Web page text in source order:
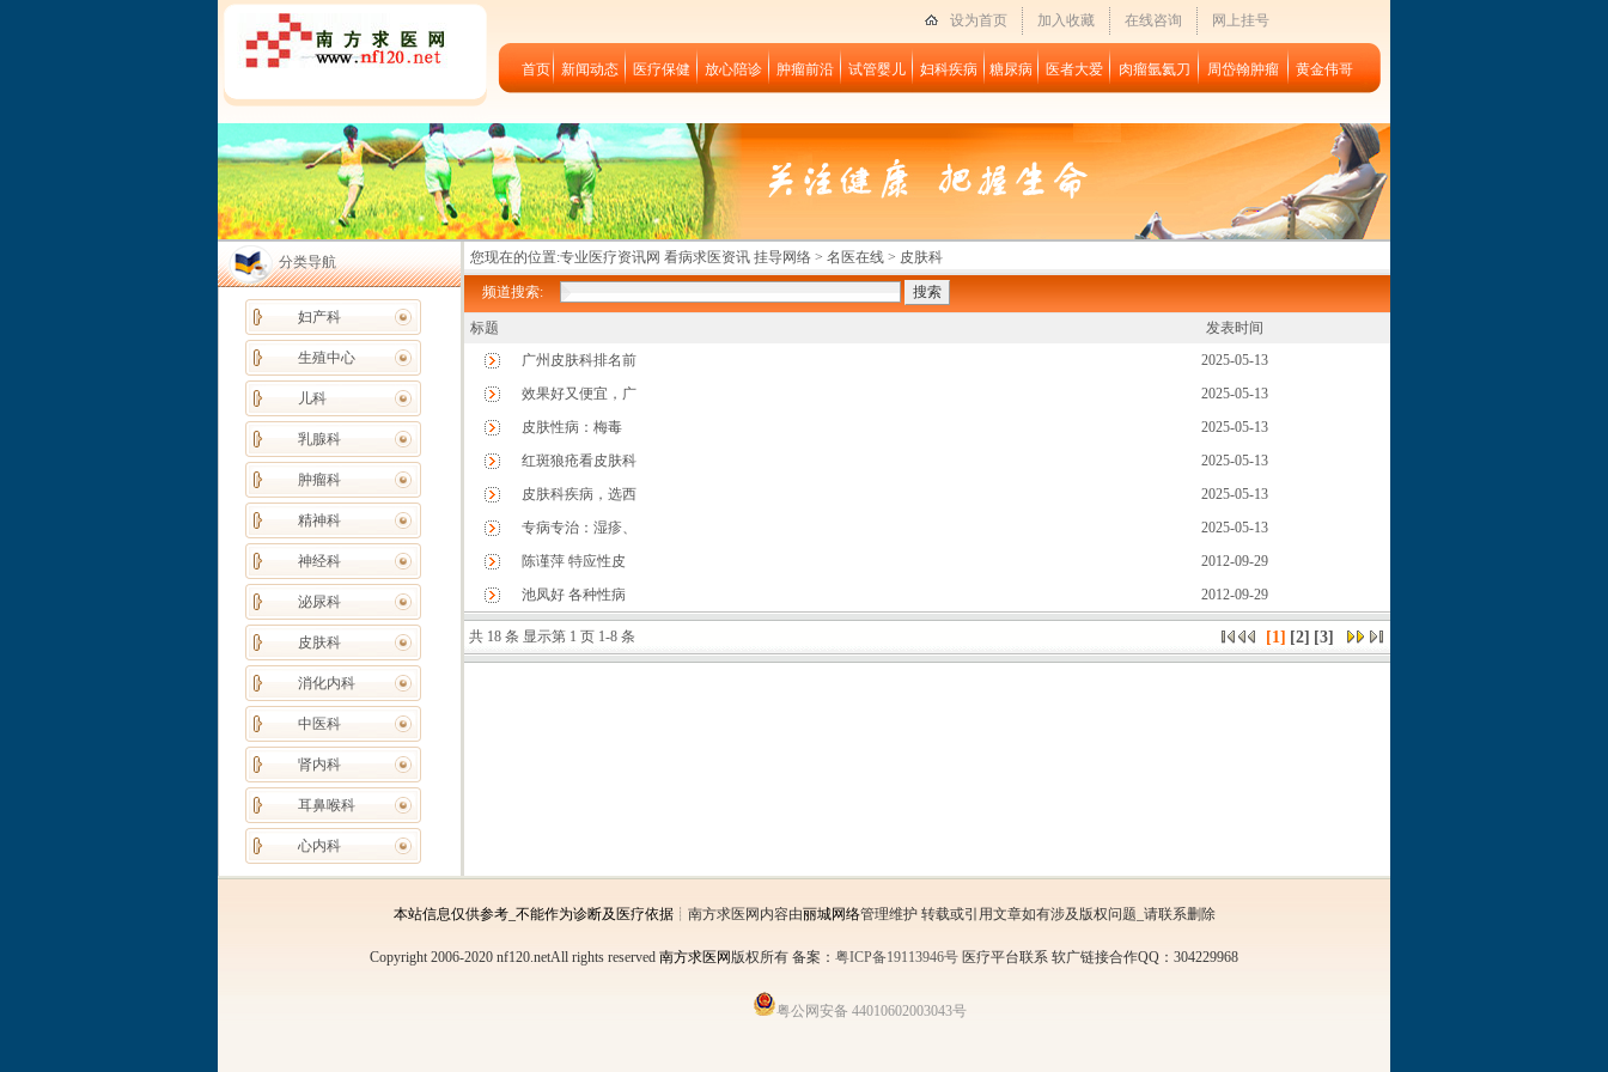
设为首页 加入收藏 在线咨询 网上挂号
首页 新闻动态 医疗保健 放心陪诊 肿瘤前沿 试管婴儿 妇科疾病 糖尿病 医者大爱 肉瘤氩氦刀 周岱翰肿瘤 黄金伟哥
分类导航
妇产科
生殖中心
儿科
乳腺科
肿瘤科
精神科
神经科
泌尿科
皮肤科
消化内科
中医科
肾内科
耳鼻喉科
心内科
您现在的位置:专业医疗资讯网 看病求医资讯 挂导网络 > 名医在线 > 皮肤科
频道搜索:
标题
发表时间
广州皮肤科排名前
2025-05-13
效果好又便宜，广
2025-05-13
皮肤性病：梅毒
2025-05-13
红斑狼疮看皮肤科
2025-05-13
皮肤科疾病，选西
2025-05-13
专病专治：湿疹、
2025-05-13
陈谨萍 特应性皮
2012-09-29
池凤好 各种性病
2012-09-29
共 18 条 显示第 1 页 1-8 条 [1] [2] [3]
本站信息仅供参考_不能作为诊断及医疗依据┊南方求医网内容由丽城网络管理维护 转载或引用文章如有涉及版权问题_请联系删除
Copyright 2006-2020 nf120.netAll rights reserved 南方求医网 版权所有 备案： 粤ICP备19113946号 医疗平台联系 软广链接合作QQ：304229968
粤公网安备 44010602003043号